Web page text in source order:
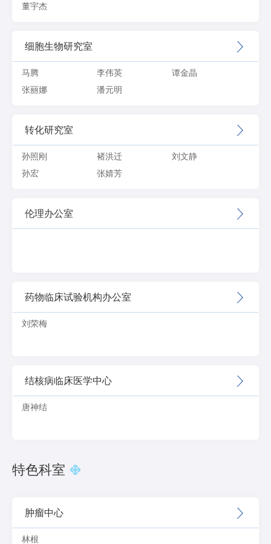
董宇杰
细胞生物研究室
马腾 李伟英
谭金晶
张丽娜
潘元明
转化研究室
孙照刚 褚洪迁
刘文静
孙宏
张婧芳
伦理办公室
药物临床试验机构办公室
刘荣梅
结核病临床医学中心
唐神结
特色科室
肿瘤中心
林根